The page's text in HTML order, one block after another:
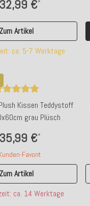
32,99 €*
Zum Artikel
ca. 5-7 Werktage
Kissen Teddystoff
grau Plüsch
35,99 €*
Favorit
Zum Artikel
ca. 14 Werktage